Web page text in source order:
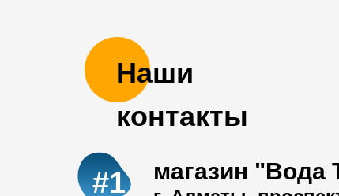
Наши
контакты
магазин "Вода
#1